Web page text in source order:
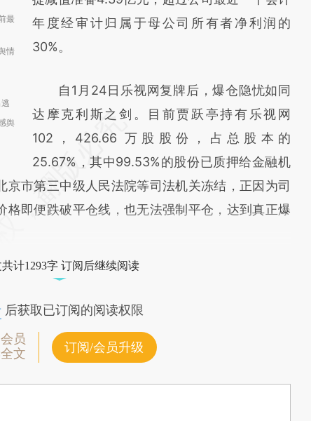
最
情
舆
年度经审计归属于母公司所有者净利润的
30%。
自1月24日乐视网复牌后，爆仓隐忧如同
达摩克利斯之剑。目前贾跃亭持有乐视网
102，426.66 万股股份，占总股本的
25.67%，其中99.53%的股份已质押给金融机
京市第三中级人民法院等司法机关冻结，正因为司
格即便跌破平仓线，也无法强制平仓，达到真正爆
计1293字 订阅后继续阅读
后获取已订阅的阅读权限
员
文
订阅/会员升级